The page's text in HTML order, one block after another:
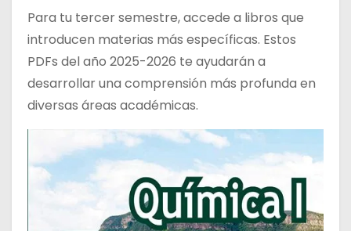
Para tu tercer semestre, accede a libros que
introducen materias más específicas. Estos
PDFs del año 2025-2026 te ayudarán a
desarrollar una comprensión más profunda en
diversas áreas académicas.